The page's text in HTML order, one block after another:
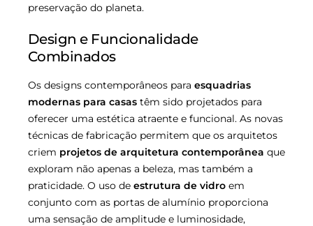
preservação do planeta.
Design e Funcionalidade
Combinados
Os designs contemporâneos para esquadrias
modernas para casas têm sido projetados para
oferecer uma estética atraente e funcional. As novas
técnicas de fabricação permitem que os arquitetos
criem projetos de arquitetura contemporânea que
exploram não apenas a beleza, mas também a
praticidade. O uso de estrutura de vidro em
conjunto com as portas de alumínio proporciona
uma sensação de amplitude e luminosidade,